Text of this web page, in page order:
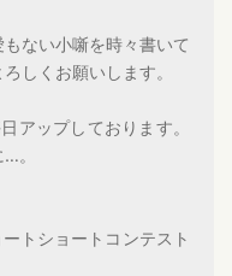
ない小噺を時々書いて
しくお願いします。
アップしております。
。
トショートコンテスト